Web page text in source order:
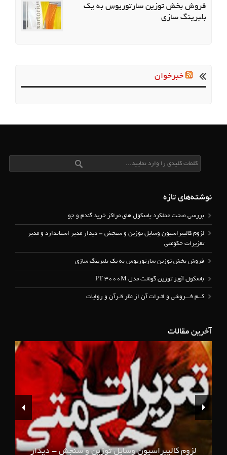
فروش بخش توزین سارتوریوس به یک
بلبرینگ سازی
خبرخوان
نوشته‌های تازه
بررسی صحت عملکرد باسکول های مراکز خرید گندم و جو
لزوم کالیبراسیون وسایل توزین و سنجش – دیدار مدیر استاندارد و مدیر
تعزیرات حکومتی
فروش بخش توزین سارتوریوس به یک بلبرینگ سازی
باسکول آویز توزین گوشت مدل PT 3000M
کــم فـــروشی و اثـرات آن از نظر قـرآن و روایات
آخرین مقالات
لزوم کالیبراسیون وسایل توزین و سنجش - دیدار